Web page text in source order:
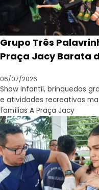
Grupo Três
Praça Jacy Barata
06/07/2026
Show infantil, brinquedos
e atividades recreativas
famílias A Praça Jacy